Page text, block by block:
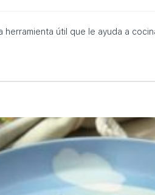
herramienta útil que le ayuda a